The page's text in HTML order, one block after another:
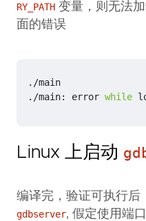
RY_PATH 变量，则无法
面的错误
./main: error while
Linux 上启动
编译完，验证可执行后
gdbserver, 假定使用端